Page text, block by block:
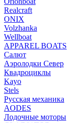
Realcraft
ONIX
Volzhanka
Wellboat
АPPAREL BOATS
Салют
Аэролодки Север
Квадроциклы
Kayo
Stels
Русская механика
AODES
Лодочные моторы